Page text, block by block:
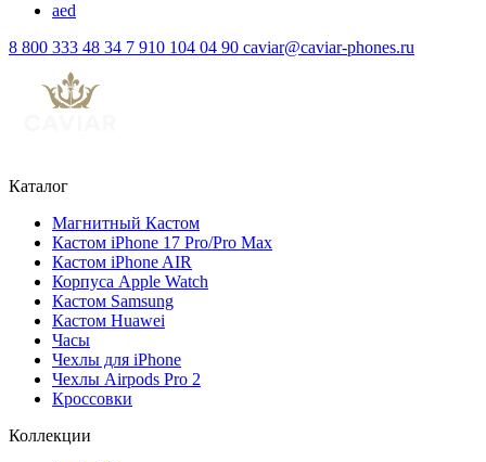
aed
8 800 333 48 34 7 910 104 04 90 caviar@caviar-phones.ru
Каталог
Магнитный Кастом
Кастом iPhone 17 Pro/Pro Max
Кастом iPhone AIR
Корпуса Apple Watch
Кастом Samsung
Кастом Huawei
Часы
Чехлы для iPhone
Чехлы Airpods Pro 2
Кроссовки
Коллекции